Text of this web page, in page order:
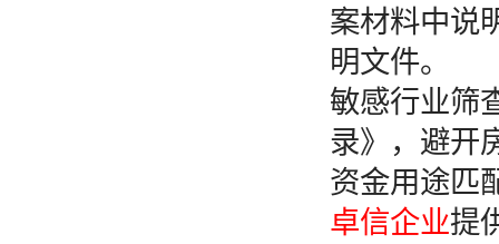
案材料中说
明文件。
敏感行业筛
录》，避开
资金用途匹
卓信企业提